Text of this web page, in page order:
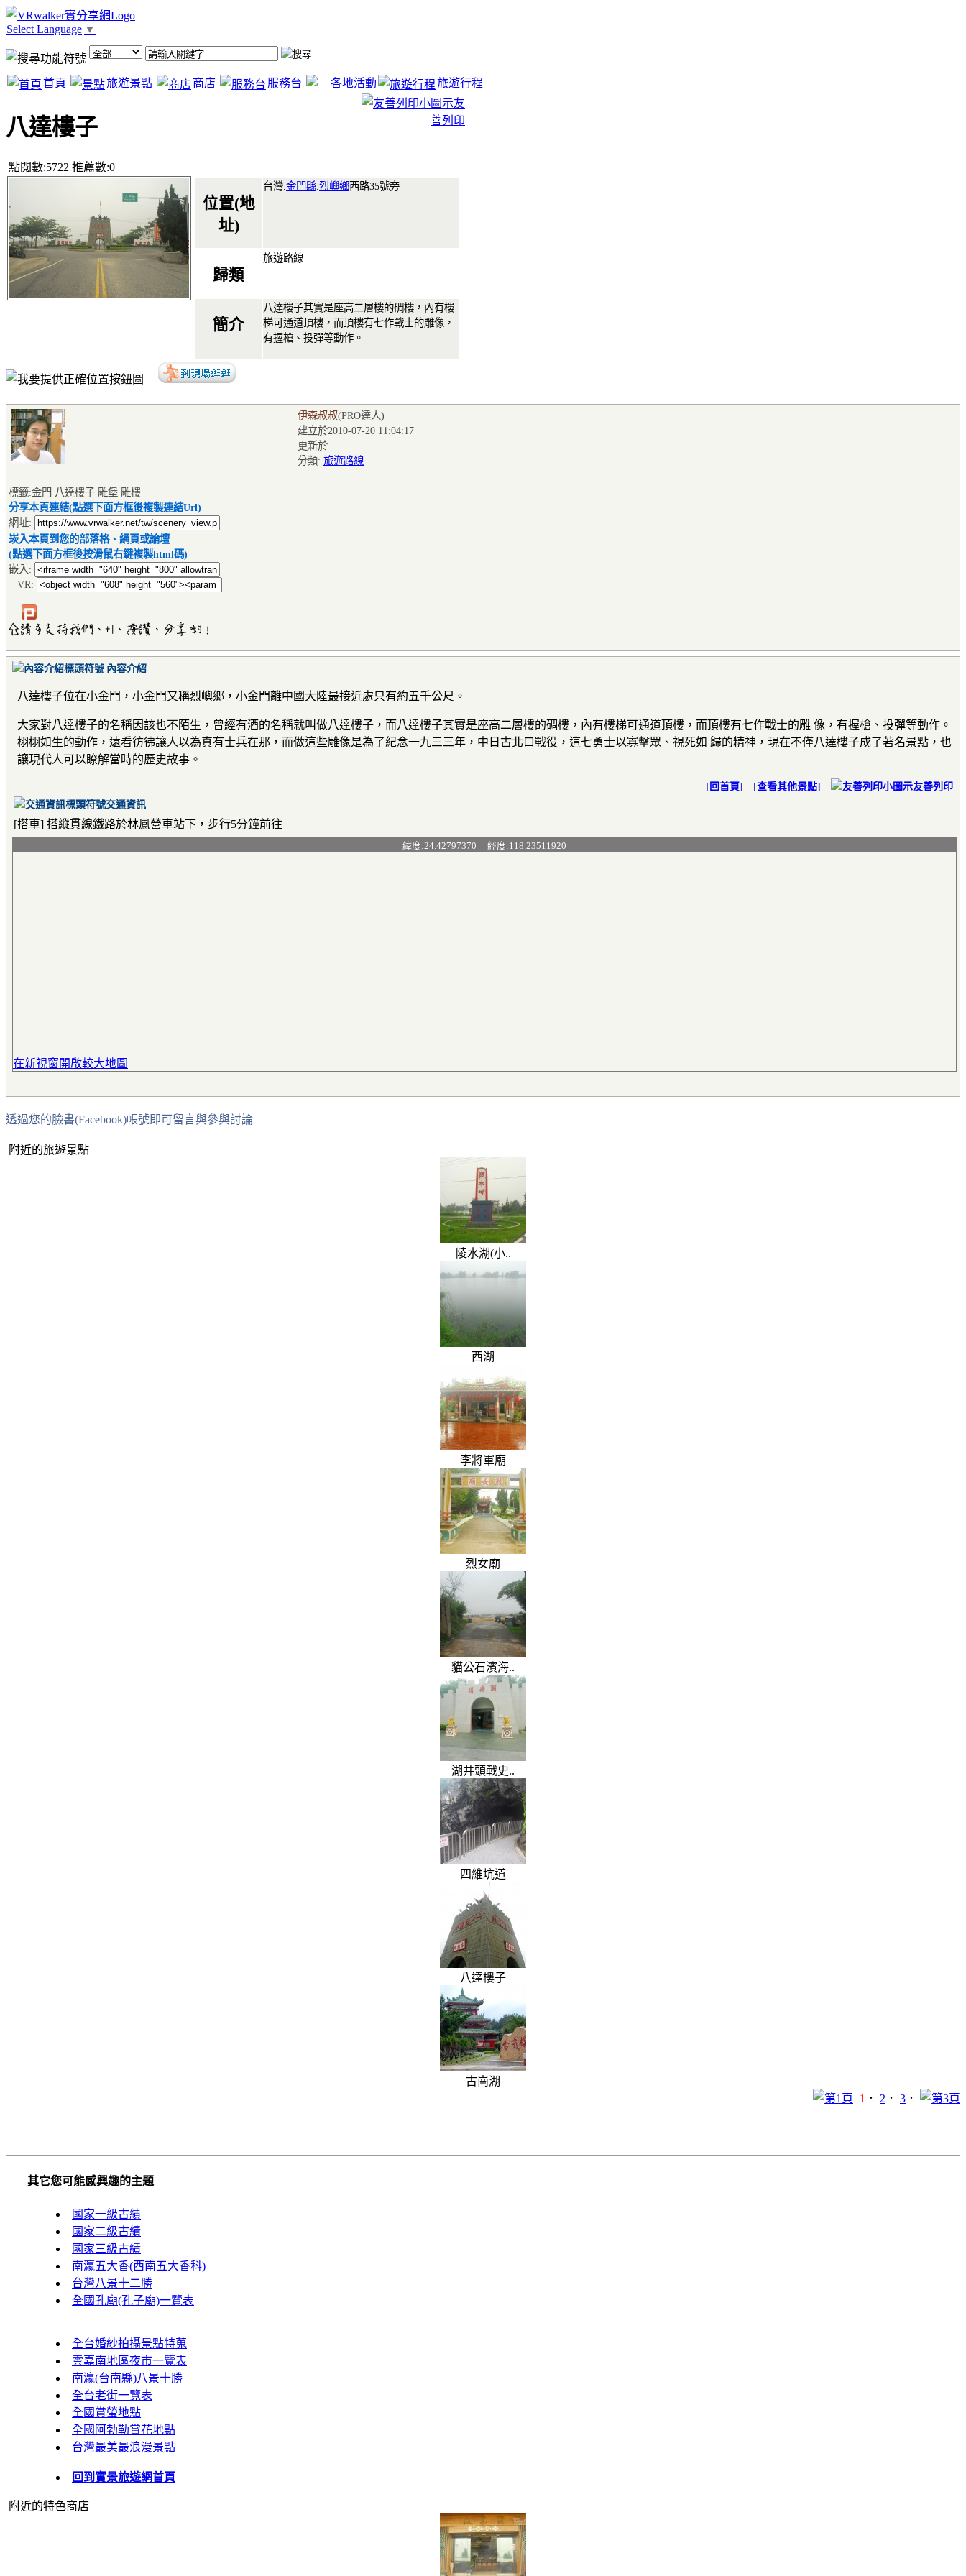
Select Language ▼
首頁 旅遊景點 商店 服務台 各地活動 旅遊行程
八達樓子
點閱數:5722 推薦數:0
友
善列印
位置(地
址)
台灣. 金門縣 烈嶼鄉西路35號旁
歸類
旅遊路線
簡介
八達樓子其實是座高二層樓的碉樓，內有樓
梯可通道頂樓，而頂樓有七作戰士的雕像，
有握槍、投彈等動作。
伊森叔叔(PRO達人)
建立於2010-07-20 11:04:17
更新於
分類: 旅遊路線
標籤:金門 八達樓子 雕堡 雕樓
分享本頁連結(點選下面方框後複製連結Url)
網址:
崁入本頁到您的部落格、網頁或論壇
(點選下面方框後按滑鼠右鍵複製html碼)
嵌入:
VR:
內容介紹
八達樓子位在小金門，小金門又稱烈嶼鄉，小金門離中國大陸最接近處只有約五千公尺。
大家對八達樓子的名稱因該也不陌生，曾經有酒的名稱就叫做八達樓子，而八達樓子其實是座高二層樓的碉樓，內有樓梯可通道頂樓，而頂樓有七作戰士的雕 像，有握槍、投彈等動作。
栩栩如生的動作，遠看彷彿讓人以為真有士兵在那，而做這些雕像是為了紀念一九三三年，中日古北口戰役，這七勇士以寡擊眾、視死如 歸的精神，現在不僅八達樓子成了著名景點，也
讓現代人可以瞭解當時的歷史故事。
[ 回首頁] [查看其他景點]
友善列印
交通資訊
[搭車] 搭縱貫線鐵路於林鳳營車站下，步行5分鐘前往
緯度:24.42797370 經度:118.23511920
在新視窗開啟較大地圖
透過您的臉書(Facebook)帳號即可留言與參與討論
附近的旅遊景點
陵水湖(小..
西湖
李將軍廟
烈女廟
貓公石濱海..
湖井頭戰史..
四維坑道
八達樓子
古崗湖
1 ． 2 ． 3 ．
其它您可能感興趣的主題
國家一級古績
國家二級古績
國家三級古績
南瀛五大香(西南五大香科)
台灣八景十二勝
全國孔廟(孔子廟)一覽表
全台婚紗拍攝景點特蒐
雲嘉南地區夜市一覽表
南瀛(台南縣)八景十勝
全台老街一覽表
全國賞螢地點
全國阿勃勒賞花地點
台灣最美最浪漫景點
回到實景旅遊網首頁
附近的特色商店